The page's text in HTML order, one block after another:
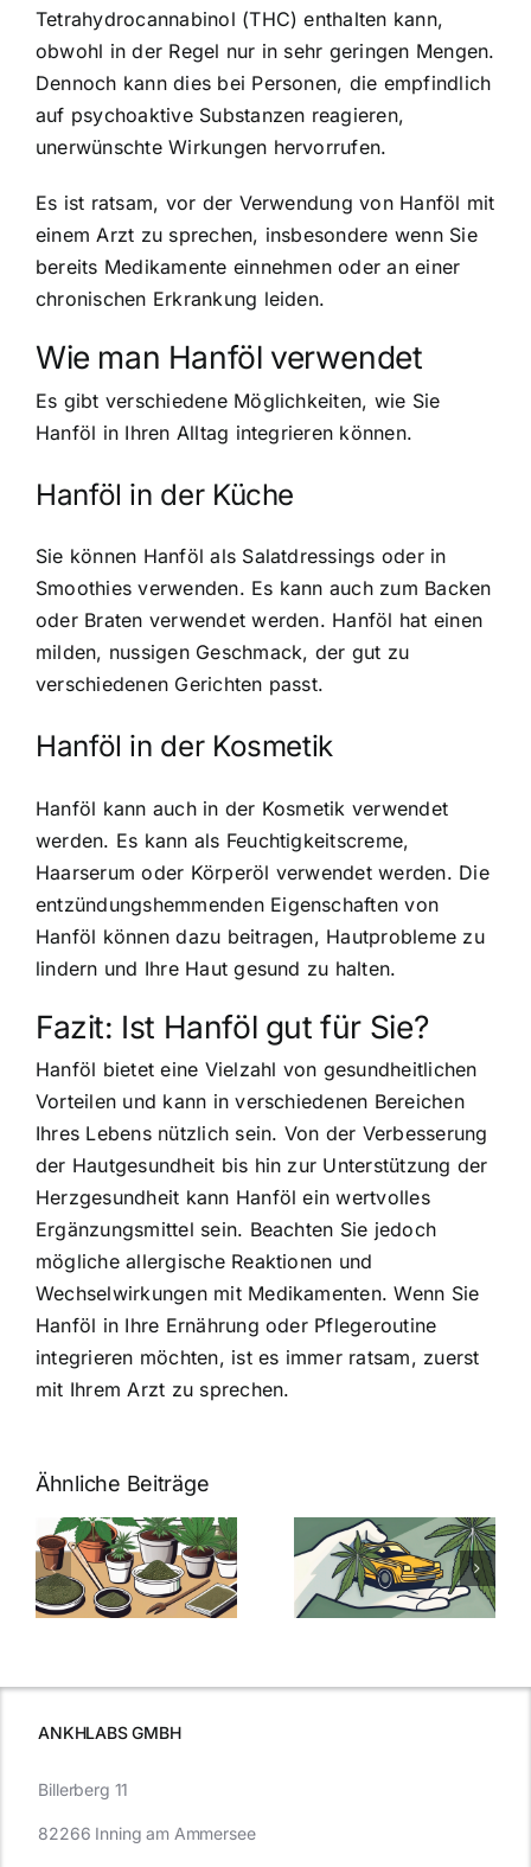
Tetrahydrocannabinol (THC) enthalten kann,
obwohl in der Regel nur in sehr geringen Mengen.
Dennoch kann dies bei Personen, die empfindlich
auf psychoaktive Substanzen reagieren,
unerwünschte Wirkungen hervorrufen.
Es ist ratsam, vor der Verwendung von Hanföl mit
einem Arzt zu sprechen, insbesondere wenn Sie
bereits Medikamente einnehmen oder an einer
chronischen Erkrankung leiden.
Wie man Hanföl verwendet
Es gibt verschiedene Möglichkeiten, wie Sie
Hanföl in Ihren Alltag integrieren können.
Hanföl in der Küche
Sie können Hanföl als Salatdressings oder in
Smoothies verwenden. Es kann auch zum Backen
oder Braten verwendet werden. Hanföl hat einen
milden, nussigen Geschmack, der gut zu
verschiedenen Gerichten passt.
Hanföl in der Kosmetik
Hanföl kann auch in der Kosmetik verwendet
werden. Es kann als Feuchtigkeitscreme,
Haarserum oder Körperöl verwendet werden. Die
entzündungshemmenden Eigenschaften von
Hanföl können dazu beitragen, Hautprobleme zu
lindern und Ihre Haut gesund zu halten.
Fazit: Ist Hanföl gut für Sie?
Hanföl bietet eine Vielzahl von gesundheitlichen
Vorteilen und kann in verschiedenen Bereichen
Ihres Lebens nützlich sein. Von der Verbesserung
der Hautgesundheit bis hin zur Unterstützung der
Herzgesundheit kann Hanföl ein wertvolles
Ergänzungsmittel sein. Beachten Sie jedoch
mögliche allergische Reaktionen und
Wechselwirkungen mit Medikamenten. Wenn Sie
Hanföl in Ihre Ernährung oder Pflegeroutine
integrieren möchten, ist es immer ratsam, zuerst
mit Ihrem Arzt zu sprechen.
Ähnliche Beiträge
Neue THC-
Grenzwert-
Regelung:
Was Sie über
Cannabis und
müssen
Cannabis
Samen
kaufen: Alles
was Sie
ANKHLABS GMBH
Billerberg 11
82266 Inning am Ammersee